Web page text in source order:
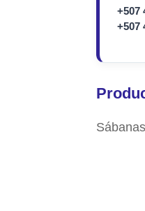
+507
+507